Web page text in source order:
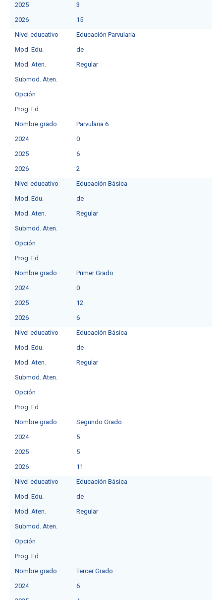
2025
3
2026
15
Nivel educativo
Educación Parvularia
Mod. Edu.
de
Mod. Aten.
Regular
Submod. Aten.
Opción
Prog. Ed.
Nombre grado
Parvularia 6
2024
0
2025
6
2026
2
Nivel educativo
Educación Básica
Mod. Edu.
de
Mod. Aten.
Regular
Submod. Aten.
Opción
Prog. Ed.
Nombre grado
Primer Grado
2024
0
2025
12
2026
6
Nivel educativo
Educación Básica
Mod. Edu.
de
Mod. Aten.
Regular
Submod. Aten.
Opción
Prog. Ed.
Nombre grado
Segundo Grado
2024
5
2025
5
2026
11
Nivel educativo
Educación Básica
Mod. Edu.
de
Mod. Aten.
Regular
Submod. Aten.
Opción
Prog. Ed.
Nombre grado
Tercer Grado
2024
6